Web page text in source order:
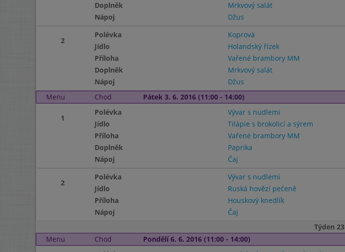
Doplněk
Mrkvový salát
Nápoj
Džus
2
Polévka Koprová
Jídlo
Holandský řízek
Příloha
Vařené brambory MM
Doplněk
Mrkvový salát
Nápoj
Džus
Menu
Chod Pátek 3. 6. 2016 (11:00 - 14:00)
1
Polévka Vývar s nudlemi
Jídlo
Tilápie s brokolicí a sýrem
Příloha
Vařené brambory MM
Doplněk
Paprika
Nápoj
Čaj
2
Polévka Vývar s nudlemi
Jídlo
Ruská hovězí pečeně
Příloha
Houskový knedlík
Nápoj
Čaj
Týden 23
Menu
Chod Pondělí 6. 6. 2016 (11:00 - 14:00)